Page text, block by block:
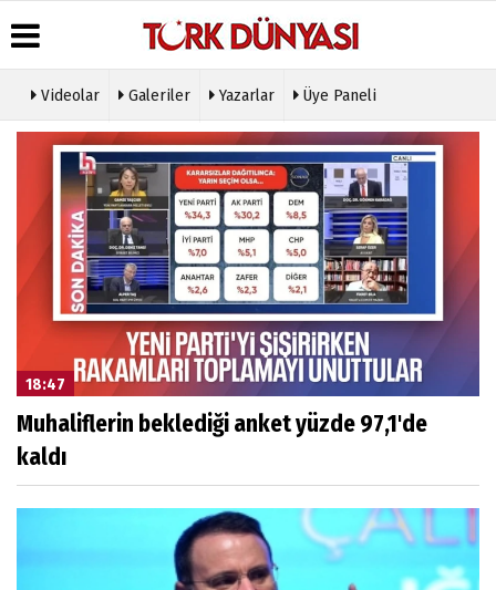
Üye Paneli
Haber
Arşivi
Gazete
Arşivi
Günün
Haberleri
Hava
Durumu
Gazete
Manşetleri
Anketler
Biyografiler
Köşe
Yazarları
Video
Galeri
Foto
Galeri
Etkinlikler
Künye
İletişim
Çerez
Politikası
Gizlilik
İlkeleri
Videolar Galeriler Yazarlar Üye Paneli
18:47
Muhaliflerin beklediği anket yüzde 97,1'de
kaldı